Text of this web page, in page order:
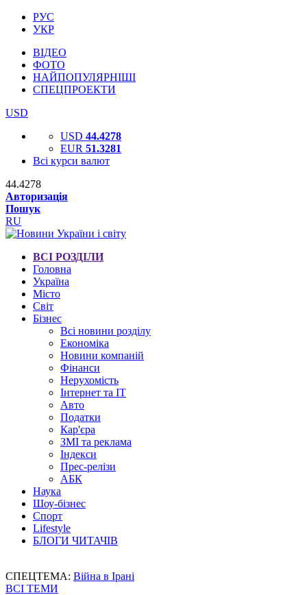
РУС
УКР
ВІДЕО
ФОТО
НАЙПОПУЛЯРНІШІ
СПЕЦПРОЕКТИ
USD
USD 44.4278
EUR 51.3281
Всі курси валют
44.4278
Авторизація
Пошук
RU
ВСІ РОЗДІЛИ
Головна
Україна
Місто
Світ
Бізнес
Всі новини розділу
Економіка
Новини компаній
Фінанси
Нерухомість
Інтернет та IT
Авто
Податки
Кар'єра
ЗМІ та реклама
Індекси
Прес-релізи
АБК
Наука
Шоу-бізнес
Спорт
Lifestyle
БЛОГИ ЧИТАЧІВ
СПЕЦТЕМА: Війна в Ірані
ВСІ ТЕМИ